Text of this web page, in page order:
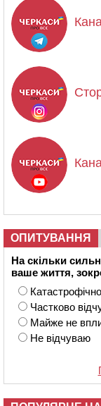
ОПИТУВАННЯ
На скільки
ваше життя,
Катастрофічно
Частково
Майже не
Не відчуваю